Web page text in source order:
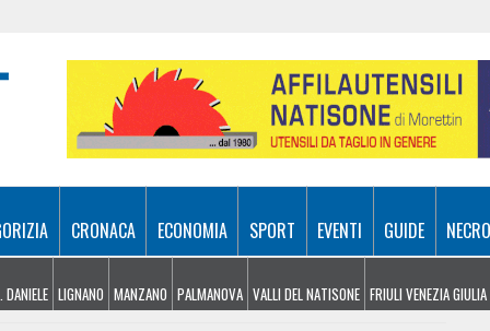
CRONACA ECONOMIA SPORT EVENTI GUIDE
DANIELE LIGNANO MANZANO PALMANOVA VALLI DEL NATISONE FRIULI VENEZIA GIULIA